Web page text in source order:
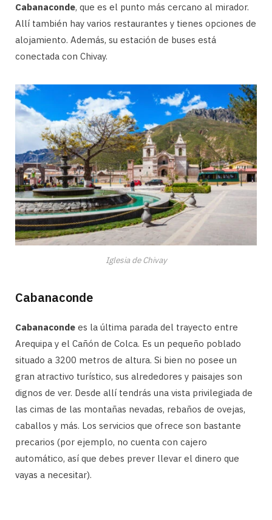
Cabanaconde, que es el punto más cercano al mirador.
Allí también hay varios restaurantes y tienes opciones de
alojamiento. Además, su estación de buses está
conectada con Chivay.
Iglesia de Chivay
Cabanaconde
Cabanaconde es la última parada del trayecto entre
Arequipa y el Cañón de Colca. Es un pequeño poblado
situado a 3200 metros de altura. Si bien no posee un
gran atractivo turístico, sus alrededores y paisajes son
dignos de ver. Desde allí tendrás una vista privilegiada de
las cimas de las montañas nevadas, rebaños de ovejas,
caballos y más. Los servicios que ofrece son bastante
precarios (por ejemplo, no cuenta con cajero
automático, así que debes prever llevar el dinero que
vayas a necesitar).